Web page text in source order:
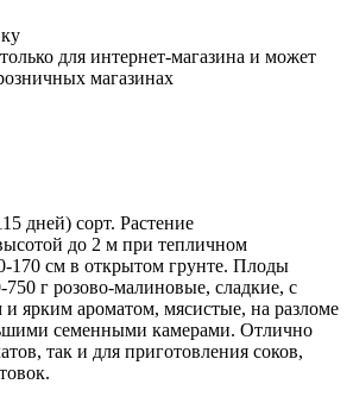
для интернет-магазина и может
магазинах
дней) сорт. Растение
до 2 м при тепличном
170 см в открытом грунте. Плоды
г розово-малиновые, сладкие, с
ярким ароматом, мясистые, на разломе
семенными камерами. Отлично
так и для приготовления соков,